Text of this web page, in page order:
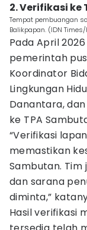
2. Verifikasi ke
Tempat pembuangan
Balikpapan. (IDN
Pada April
pemerintah
Koordinator
Lingkungan
Danantara,
ke TPA
“Verifikasi
memastikan
Sambutan. Tim
dan sarana
diminta,”
Hasil verifikasi